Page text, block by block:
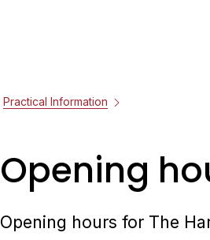
Practical Information
Opening
Opening hours for The